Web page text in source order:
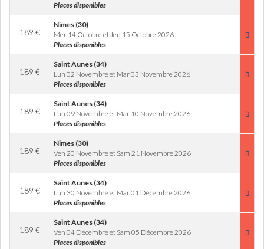
Places disponibles
189 €
Nimes (30)
Mer 14 Octobre et Jeu 15 Octobre 2026
Places disponibles
189 €
Saint Aunes (34)
Lun 02 Novembre et Mar 03 Novembre 2026
Places disponibles
189 €
Saint Aunes (34)
Lun 09 Novembre et Mar 10 Novembre 2026
Places disponibles
189 €
Nimes (30)
Ven 20 Novembre et Sam 21 Novembre 2026
Places disponibles
189 €
Saint Aunes (34)
Lun 30 Novembre et Mar 01 Décembre 2026
Places disponibles
189 €
Saint Aunes (34)
Ven 04 Décembre et Sam 05 Décembre 2026
Places disponibles